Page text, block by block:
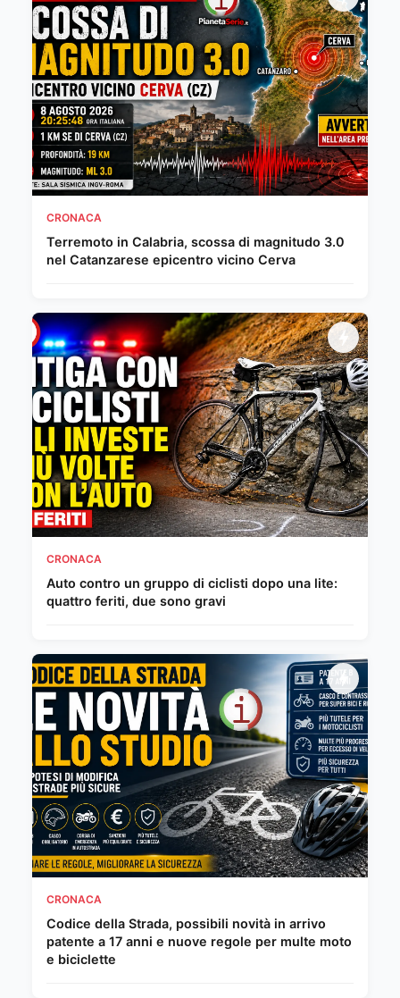
CRONACA
Terremoto in Calabria, scossa di magnitudo 3.0
nel Catanzarese epicentro vicino Cerva
CRONACA
Auto contro un gruppo di ciclisti dopo una lite:
quattro feriti, due sono gravi
CRONACA
Codice della Strada, possibili novità in arrivo
patente a 17 anni e nuove regole per multe moto
e biciclette